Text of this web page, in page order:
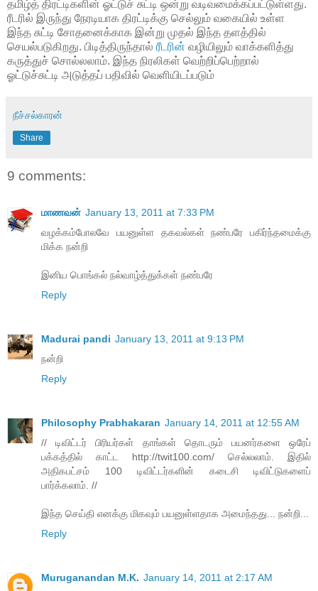
தமிழ்த் திரட்டிகளின் ஓட்டுச் சுட்டி ஒன்று வடிவமைக்கப்பட்டுள்ளது.
ரீடரில் இருந்து நேரடியாக திரட்டிக்கு செல்லும் வகையில் உள்ள
இந்த சுட்டி சோதனைக்காக இன்று முதல் இந்த தளத்தில்
செயல்படுகிறது. பிடித்திருந்தால் ரீடரின் வழியிலும் வாக்களித்து
கருத்துச் சொல்லலாம். இந்த நிரலிகள் வெற்றிப்பெற்றால்
ஓட்டுச்சுட்டி அடுத்தப் பதிவில் வெளியிடப்படும்
நீச்சல்காரன்
Share
9 comments:
மாணவன் January 13, 2011 at 7:33 PM
வழக்கம்போலவே பயனுள்ள தகவல்கள் நண்பரே பகிர்ந்தமைக்கு
மிக்க நன்றி
இனிய பொங்கல் நல்வாழ்த்துக்கள் நண்பரே
Reply
Madurai pandi January 13, 2011 at 9:13 PM
நன்றி
Reply
Philosophy Prabhakaran January 14, 2011 at 12:55 AM
// டிவிட்டர் பிரியர்கள் தாங்கள் தொடரும் பயனர்களை ஒரேப்
பக்கத்தில் காட்ட http://twit100.com/ செல்லலாம். இதில்
அதிகபட்சம் 100 டிவிட்டர்களின் கடைசி டிவிட்டுகளைப்
பார்க்கலாம். //
இந்த செய்தி எனக்கு மிகவும் பயனுள்ளதாக அமைந்தது... நன்றி...
Reply
Muruganandan M.K. January 14, 2011 at 2:17 AM